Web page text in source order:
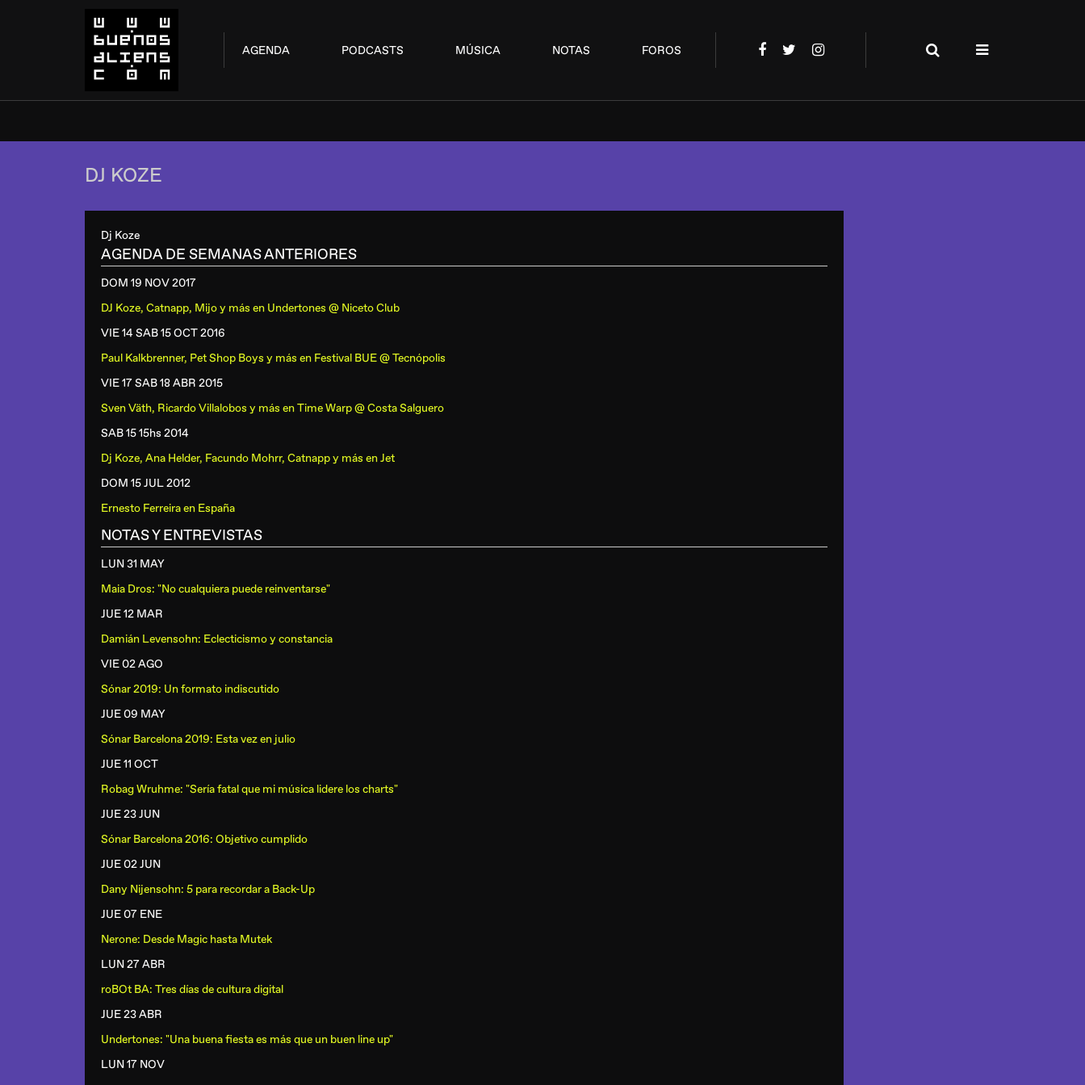
AGENDA PODCASTS MÚSICA NOTAS FOROS
DJ KOZE
Dj Koze
AGENDA DE SEMANAS ANTERIORES
DOM 19 NOV2017
DJ Koze, Catnapp, Mijo y más en Undertones @ Niceto Club
VIE 14 SAB 15 OCT2016
Paul Kalkbrenner, Pet Shop Boys y más en Festival BUE @ Tecnópolis
VIE 17 SAB 18 ABR 2015
Sven Väth, Ricardo Villalobos y más enTime Warp @ Costa Salguero
SAB 15 15hs 2014
Dj Koze, Ana Helder, Facundo Mohrr, Catnapp y más enJet
DOM 15 JUL2012
Ernesto Ferreiraen España
NOTAS Y ENTREVISTAS
LUN 31 MAY
Maia Dros: "No cualquiera puede reinventarse"
JUE 12 MAR
Damián Levensohn: Eclecticismo y constancia
VIE 02 AGO
Sónar 2019: Un formato indiscutido
JUE 09 MAY
Sónar Barcelona 2019: Esta vez en julio
JUE 11 OCT
Robag Wruhme: "Sería fatal que mi música lidere los charts"
JUE 23 JUN
Sónar Barcelona 2016: Objetivo cumplido
JUE 02 JUN
Dany Nijensohn: 5 para recordar a Back-Up
JUE 07 ENE
Nerone: Desde Magic hasta Mutek
LUN 27 ABR
roBOt BA: Tres días de cultura digital
JUE 23 ABR
Undertones: "Una buena fiesta es más que un buen line up"
LUN 17 NOV